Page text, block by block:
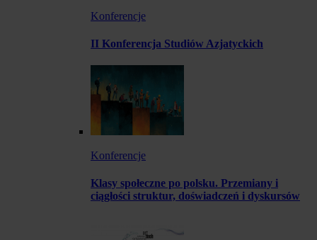
Konferencje
II Konferencja Studiów Azjatyckich
Konferencje
Klasy społeczne po polsku. Przemiany i
ciągłości struktur, doświadczeń i dyskursów